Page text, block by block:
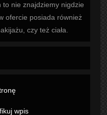
nie znajdziemy nigdzie
ofercie posiada również
czy też ciała.
wpis